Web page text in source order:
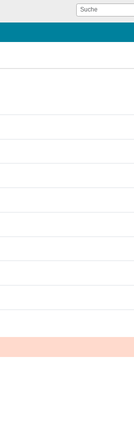
Suche